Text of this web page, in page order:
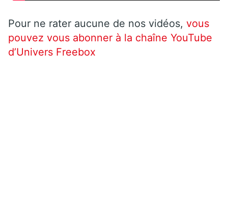
Pour ne rater aucune de nos vidéos, vous
pouvez vous abonner à la chaîne YouTube
d’Univers Freebox